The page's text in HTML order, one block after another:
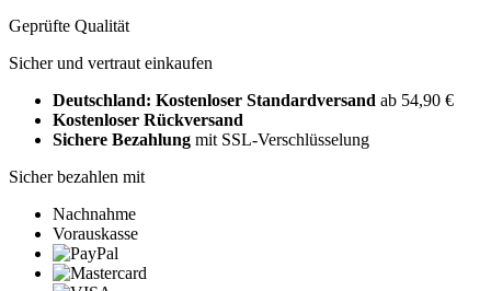
Geprüfte Qualität
Sicher und vertraut einkaufen
Deutschland: Kostenloser Standardversand ab 54,90 €
Kostenloser Rückversand
Sichere Bezahlung mit SSL-Verschlüsselung
Sicher bezahlen mit
Nachnahme
Vorauskasse